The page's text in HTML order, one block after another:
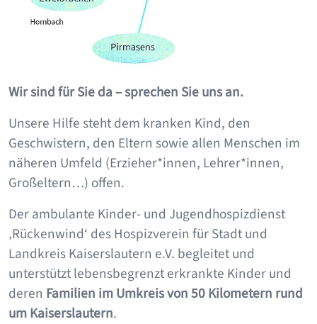
Wir sind für Sie da – sprechen Sie uns an.
Unsere Hilfe steht dem kranken Kind, den
Geschwistern, den Eltern sowie allen Menschen im
näheren Umfeld (Erzieher*innen, Lehrer*innen,
Großeltern…) offen.
Der ambulante Kinder- und Jugendhospizdienst
‚Rückenwind‘ des Hospizverein für Stadt und
Landkreis Kaiserslautern e.V. begleitet und
unterstützt lebensbegrenzt erkrankte Kinder und
deren Familien im Umkreis von 50 Kilometern rund
um Kaiserslautern.